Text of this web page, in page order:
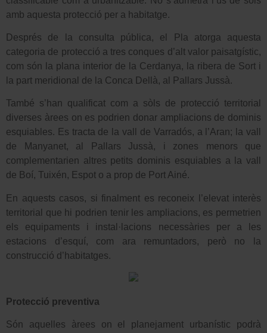
amb aquesta protecció per a habitatge.
Després de la consulta pública, el Pla atorga aquesta
categoria de protecció a tres conques d’alt valor paisatgístic,
com són la plana interior de la Cerdanya, la ribera de Sort i
la part meridional de la Conca Dellà, al Pallars Jussà.
També s’han qualificat com a sòls de protecció territorial
diverses àrees on es podrien donar ampliacions de dominis
esquiables. Es tracta de la vall de Varradós, a l’Aran; la vall
de Manyanet, al Pallars Jussà, i zones menors que
complementarien altres petits dominis esquiables a la vall
de Boí, Tuixén, Espot o a prop de Port Ainé.
En aquests casos, si finalment es reconeix l’elevat interès
territorial que hi podrien tenir les ampliacions, es permetrien
els equipaments i instal·lacions necessàries per a les
estacions d’esquí, com ara remuntadors, però no la
construcció d’habitatges.
Protecció preventiva
Són aquelles àrees on el planejament urbanístic podrà